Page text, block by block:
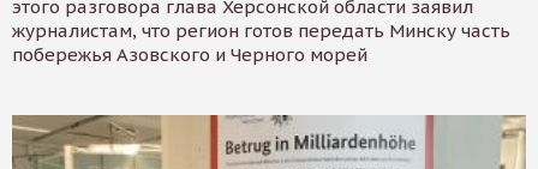
этого разговора глава Херсонской области заявил
журналистам, что регион готов передать Минску часть
побережья Азовского и Черного морей